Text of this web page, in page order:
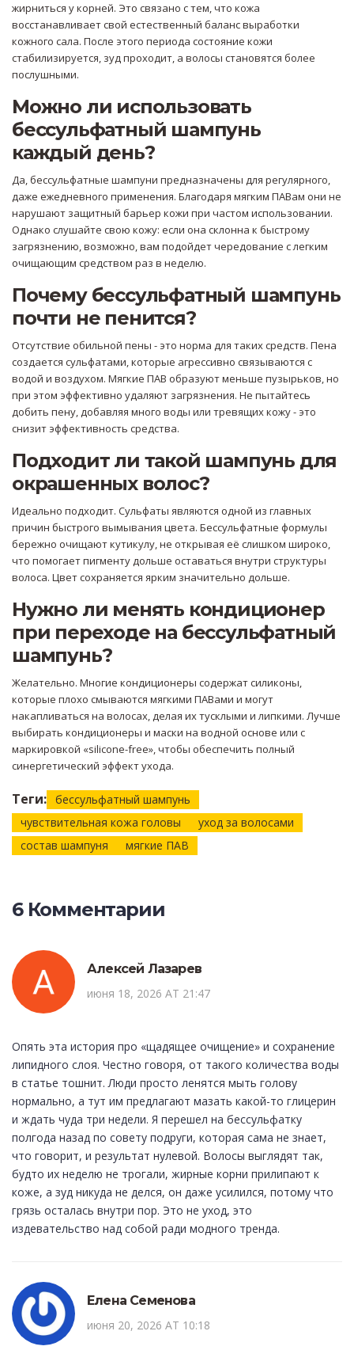
жирниться у корней. Это связано с тем, что кожа
восстанавливает свой естественный баланс выработки
кожного сала. После этого периода состояние кожи
стабилизируется, зуд проходит, а волосы становятся более
послушными.
Можно ли использовать
бессульфатный шампунь
каждый день?
Да, бессульфатные шампуни предназначены для регулярного,
даже ежедневного применения. Благодаря мягким ПАВам они не
нарушают защитный барьер кожи при частом использовании.
Однако слушайте свою кожу: если она склонна к быстрому
загрязнению, возможно, вам подойдет чередование с легким
очищающим средством раз в неделю.
Почему бессульфатный шампунь
почти не пенится?
Отсутствие обильной пены - это норма для таких средств. Пена
создается сульфатами, которые агрессивно связываются с
водой и воздухом. Мягкие ПАВ образуют меньше пузырьков, но
при этом эффективно удаляют загрязнения. Не пытайтесь
добить пену, добавляя много воды или тревящих кожу - это
снизит эффективность средства.
Подходит ли такой шампунь для
окрашенных волос?
Идеально подходит. Сульфаты являются одной из главных
причин быстрого вымывания цвета. Бессульфатные формулы
бережно очищают кутикулу, не открывая её слишком широко,
что помогает пигменту дольше оставаться внутри структуры
волоса. Цвет сохраняется ярким значительно дольше.
Нужно ли менять кондиционер
при переходе на бессульфатный
шампунь?
Желательно. Многие кондиционеры содержат силиконы,
которые плохо смываются мягкими ПАВами и могут
накапливаться на волосах, делая их тусклыми и липкими. Лучше
выбирать кондиционеры и маски на водной основе или с
маркировкой «silicone-free», чтобы обеспечить полный
синергетический эффект ухода.
Теги: бессульфатный шампунь
чувствительная кожа головы
уход за волосами
состав шампуня
мягкие ПАВ
6 Комментарии
Алексей Лазарев
июня 18, 2026 AT 21:47
Опять эта история про «щадящее очищение» и сохранение
липидного слоя. Честно говоря, от такого количества воды
в статье тошнит. Люди просто ленятся мыть голову
нормально, а тут им предлагают мазать какой-то глицерин
и ждать чуда три недели. Я перешел на бессульфатку
полгода назад по совету подруги, которая сама не знает,
что говорит, и результат нулевой. Волосы выглядят так,
будто их неделю не трогали, жирные корни прилипают к
коже, а зуд никуда не делся, он даже усилился, потому что
грязь осталась внутри пор. Это не уход, это
издевательство над собой ради модного тренда.
Елена Семенова
июня 20, 2026 AT 10:18